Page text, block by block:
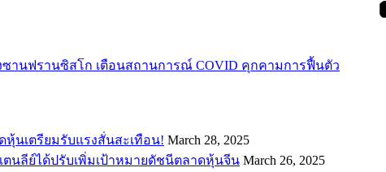
านฟรานซิสโก เตือนสถานการณ์ COVID คุกคามการฟื้นตัว
หุ้นเตรียมรับแรงสั่นสะเทือน! March 28, 2025
นลีย์ได้ปรับเพิ่มเป้าหมายดัชนีตลาดหุ้นจีน March 26, 2025